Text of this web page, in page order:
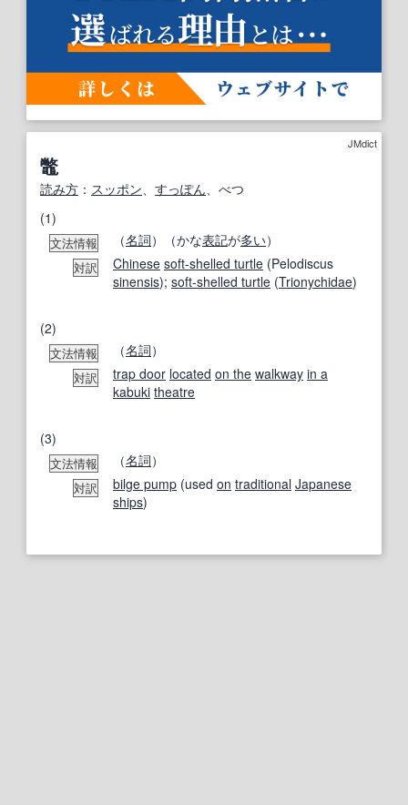
JMdict
鼈
読み方 ： スッポン、 すっぽん、べつ
(1)
文法情報 （名詞）（かな表記が多い）
対訳 Chinese soft-shelled turtle (Pelodiscus
sinensis); soft-shelled turtle (Trionychidae)
(2)
文法情報 （名詞）
対訳 trap door located on the walkway in a
kabuki theatre
(3)
文法情報 （名詞）
対訳 bilge pump (used on traditional Japanese
ships)